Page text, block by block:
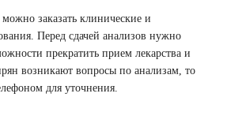
заказать клинические и
Перед сдачей анализов нужно
прекратить прием лекарства и
возникают вопросы по анализам, то
для уточнения.